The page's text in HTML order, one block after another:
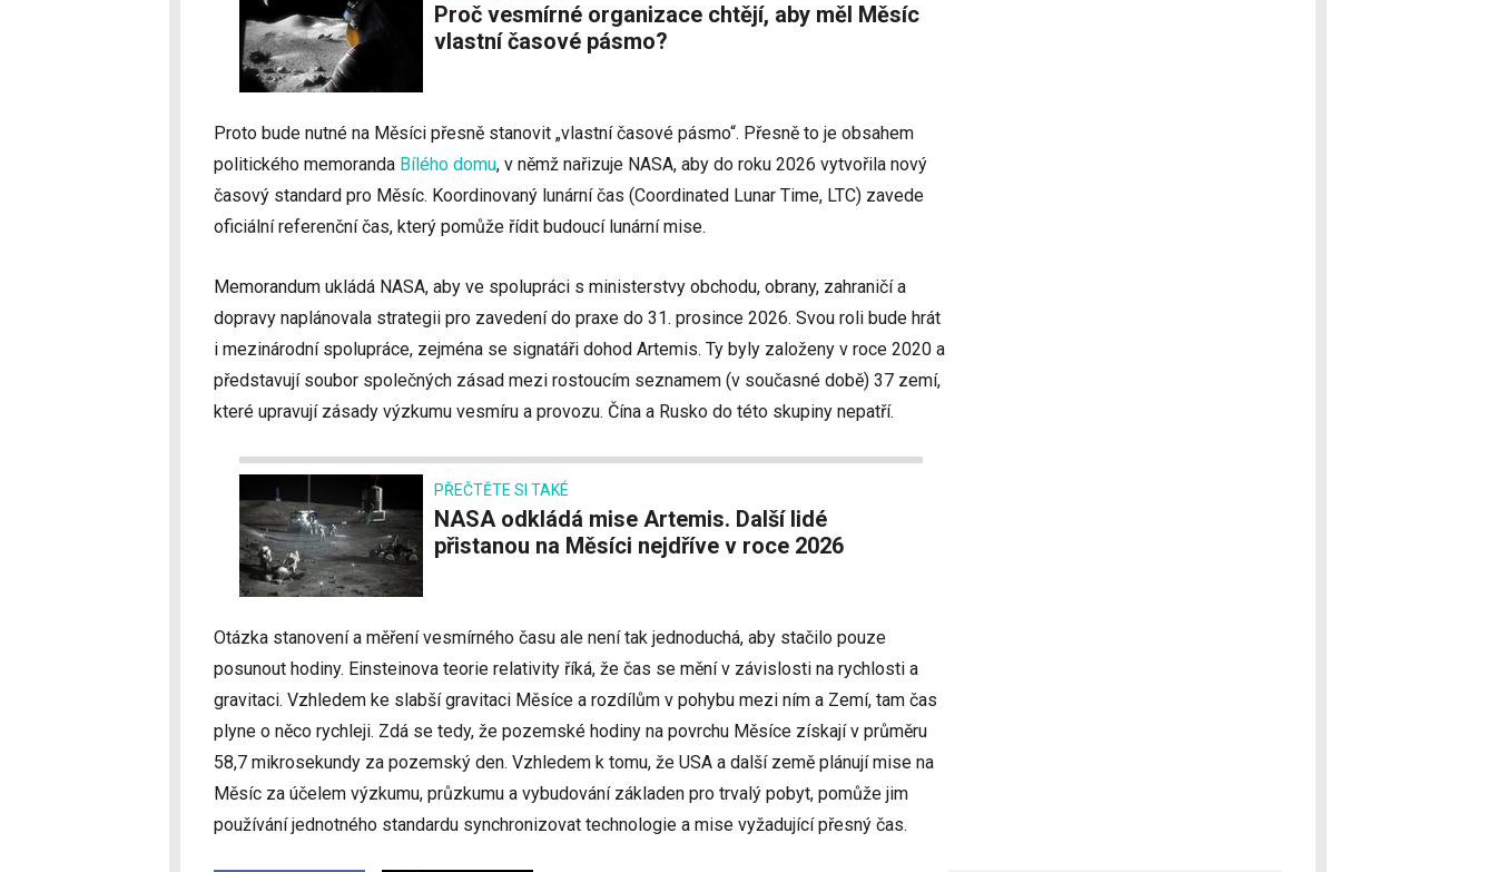
Proč vesmírné organizace chtějí, aby měl Měsíc
vlastní časové pásmo?
Proto bude nutné na Měsíci přesně stanovit „vlastní časové pásmo“. Přesně to je obsahem
politického memoranda Bílého domu, v němž nařizuje NASA, aby do roku 2026 vytvořila nový
časový standard pro Měsíc. Koordinovaný lunární čas (Coordinated Lunar Time, LTC) zavede
oficiální referenční čas, který pomůže řídit budoucí lunární mise.
Memorandum ukládá NASA, aby ve spolupráci s ministerstvy obchodu, obrany, zahraničí a
dopravy naplánovala strategii pro zavedení do praxe do 31. prosince 2026. Svou roli bude hrát
i mezinárodní spolupráce, zejména se signatáři dohod Artemis. Ty byly založeny v roce 2020 a
představují soubor společných zásad mezi rostoucím seznamem (v současné době) 37 zemí,
které upravují zásady výzkumu vesmíru a provozu. Čína a Rusko do této skupiny nepatří.
PŘEČTĚTE SI TAKÉ
NASA odkládá mise Artemis. Další lidé
přistanou na Měsíci nejdříve v roce 2026
Otázka stanovení a měření vesmírného času ale není tak jednoduchá, aby stačilo pouze
posunout hodiny. Einsteinova teorie relativity říká, že čas se mění v závislosti na rychlosti a
gravitaci. Vzhledem ke slabší gravitaci Měsíce a rozdílům v pohybu mezi ním a Zemí, tam čas
plyne o něco rychleji. Zdá se tedy, že pozemské hodiny na povrchu Měsíce získají v průměru
58,7 mikrosekundy za pozemský den. Vzhledem k tomu, že USA a další země plánují mise na
Měsíc za účelem výzkumu, průzkumu a vybudování základen pro trvalý pobyt, pomůže jim
používání jednotného standardu synchronizovat technologie a mise vyžadující přesný čas.